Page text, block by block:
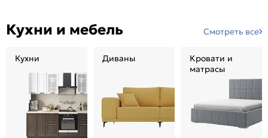
Кухни и мебель Смотреть все
Кухни Диваны
Кровати и
матрасы